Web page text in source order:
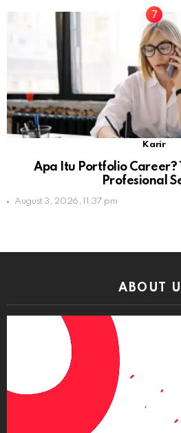
Karir
Apa Itu Portfolio Career?
Profesional
August 3, 2026, 11:37 pm
ABOUT